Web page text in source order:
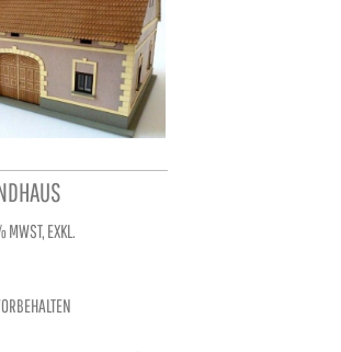
MWST, EXKL.